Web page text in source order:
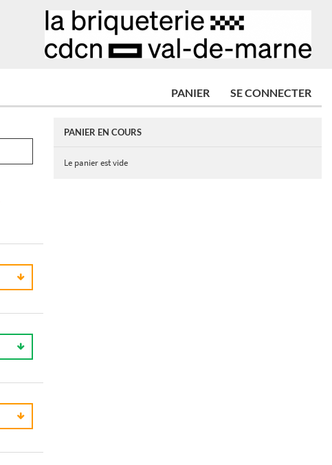
PANIER SE CONNECTER
PANIER EN COURS
Le panier est vide